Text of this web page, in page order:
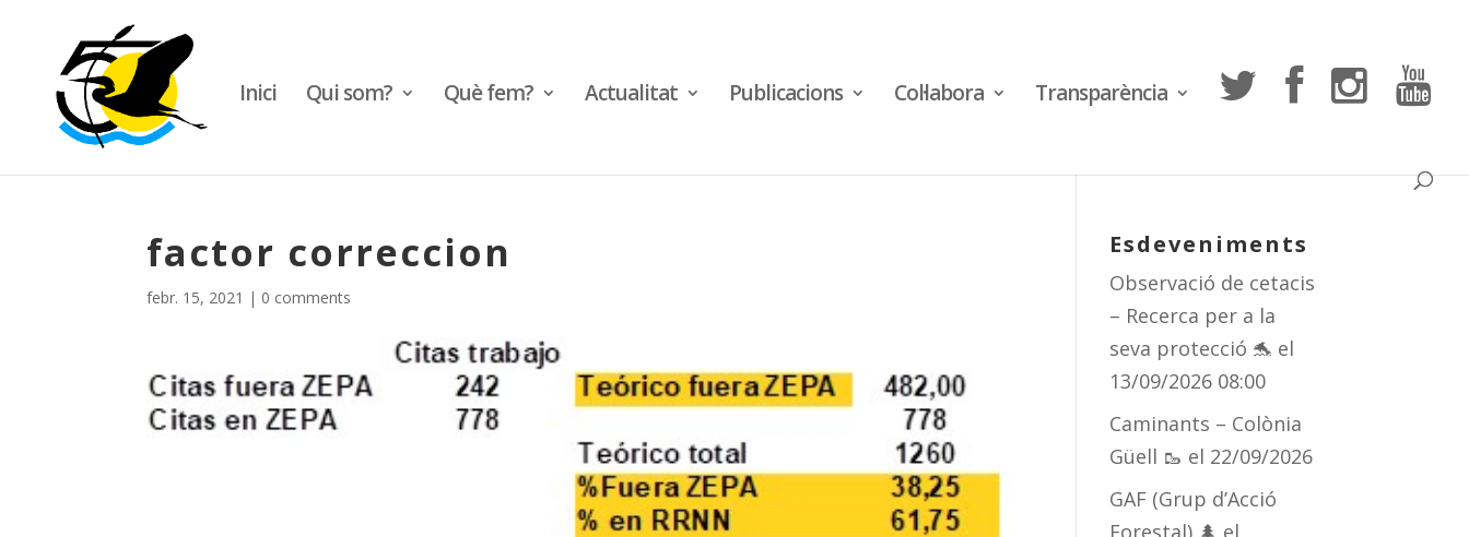
Inici Qui som? Què fem? Actualitat Publicacions Col·labora Transparència
factor correccion
febr. 15, 2021 | 0 comments
Esdeveniments
Observació de cetacis
– Recerca per a la
seva protecció 🐬 el
13/09/2026 08:00
Caminants – Colònia
Güell 🥾 el 22/09/2026
GAF (Grup d’Acció
Forestal) 🌲 el